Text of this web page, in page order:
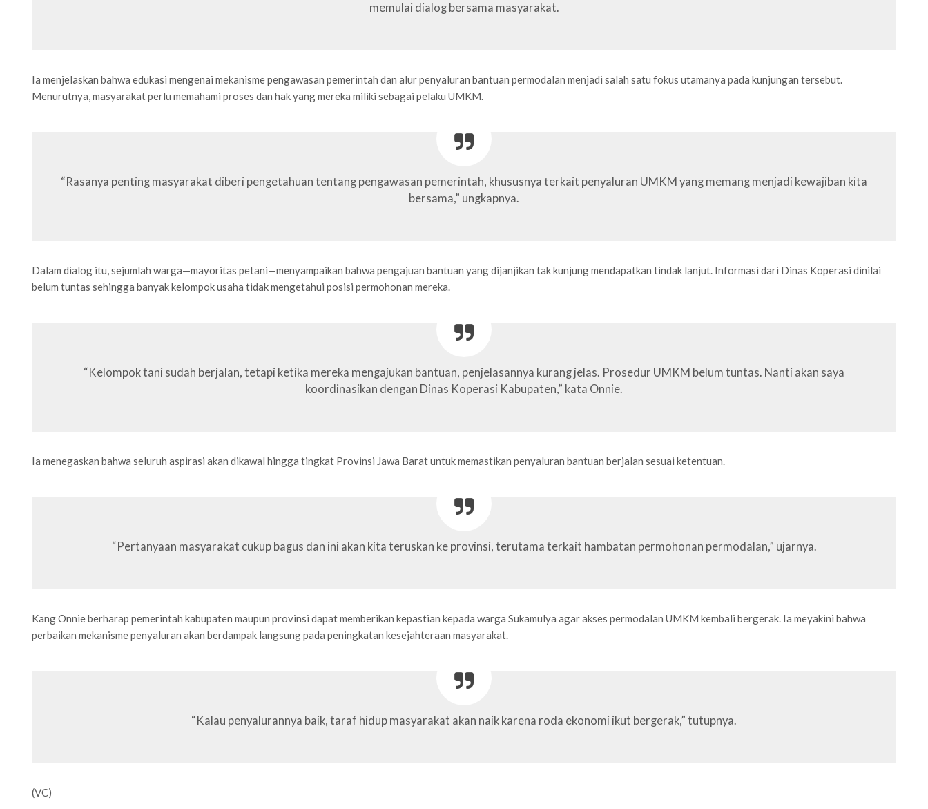
memulai dialog bersama masyarakat.
Ia menjelaskan bahwa edukasi mengenai mekanisme pengawasan pemerintah dan alur penyaluran bantuan permodalan menjadi salah satu fokus utamanya pada kunjungan tersebut.
Menurutnya, masyarakat perlu memahami proses dan hak yang mereka miliki sebagai pelaku UMKM.
“Rasanya penting masyarakat diberi pengetahuan tentang pengawasan pemerintah, khususnya terkait penyaluran UMKM yang memang menjadi kewajiban kita
bersama,” ungkapnya.
Dalam dialog itu, sejumlah warga—mayoritas petani—menyampaikan bahwa pengajuan bantuan yang dijanjikan tak kunjung mendapatkan tindak lanjut. Informasi dari Dinas Koperasi dinilai
belum tuntas sehingga banyak kelompok usaha tidak mengetahui posisi permohonan mereka.
“Kelompok tani sudah berjalan, tetapi ketika mereka mengajukan bantuan, penjelasannya kurang jelas. Prosedur UMKM belum tuntas. Nanti akan saya
koordinasikan dengan Dinas Koperasi Kabupaten,” kata Onnie.
Ia menegaskan bahwa seluruh aspirasi akan dikawal hingga tingkat Provinsi Jawa Barat untuk memastikan penyaluran bantuan berjalan sesuai ketentuan.
“Pertanyaan masyarakat cukup bagus dan ini akan kita teruskan ke provinsi, terutama terkait hambatan permohonan permodalan,” ujarnya.
Kang Onnie berharap pemerintah kabupaten maupun provinsi dapat memberikan kepastian kepada warga Sukamulya agar akses permodalan UMKM kembali bergerak. Ia meyakini bahwa
perbaikan mekanisme penyaluran akan berdampak langsung pada peningkatan kesejahteraan masyarakat.
“Kalau penyalurannya baik, taraf hidup masyarakat akan naik karena roda ekonomi ikut bergerak,” tutupnya.
(VC)